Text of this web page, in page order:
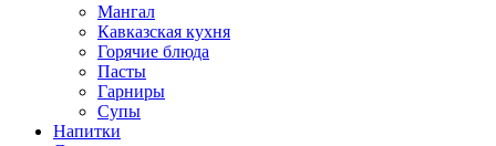
Мангал
Кавказская кухня
Горячие блюда
Пасты
Гарниры
Супы
Напитки